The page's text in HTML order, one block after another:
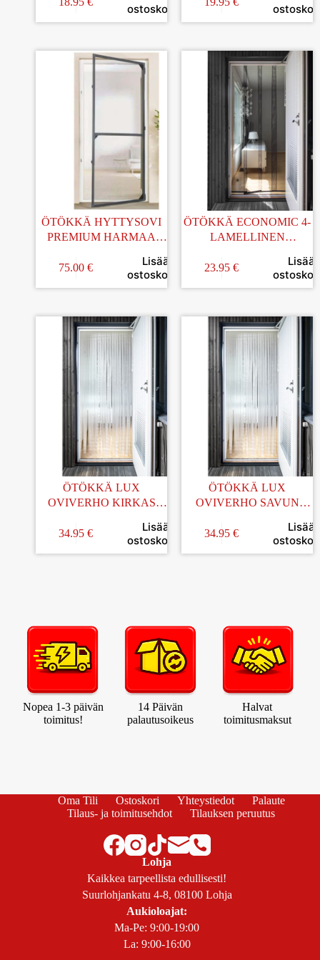
ostoskoriin
ÖTÖKKÄ HYTTYSOVI
PREMIUM HARMAA
75.00 €
Lisää
ostoskoriin
ÖTÖKKÄ ECONOMIC 4-
LAMELLINEN
23.95 €
Lisää
ÖTÖKKÄ LUX
OVIVERHO KIRKAS
34.95 €
Lisää
ostoskoriin
ÖTÖKKÄ LUX
OVIVERHO SAVUN
34.95 €
Lisää
Nopea 1-3 päivän
toimitus!
14 Päivän
palautusoikeus
Halvat
toimitusmaksut
Oma Tili Ostoskori Yhteystiedot
Palaute
Tilaus- ja toimitusehdot
Tilauksen peruutus
Lohja
Kaikkea tarpeellista edullisesti!
Suurlohjankatu 4-8, 08100 Lohja
Aukioloajat:
Ma-Pe: 9:00-19:00
La: 9:00-16:00